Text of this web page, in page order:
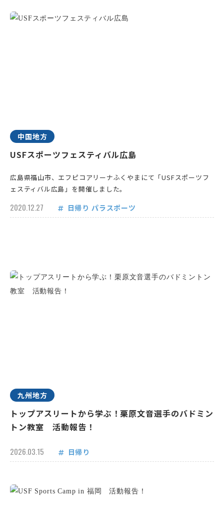
中国地方
USFスポーツフェスティバル広島
広島県福山市、エフピコアリーナふくやまにて「USFスポーツフ
ェスティバル広島」を開催しました。
2020.12.27 日帰り パラスポーツ
九州地方
トップアスリートから学ぶ！栗原文音選手のバドミン
トン教室 活動報告！
2026.03.15 日帰り